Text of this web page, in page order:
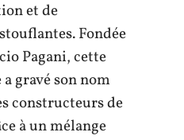
et de
Fondée
Pagani, cette
gravé son nom
constructeurs de
à un mélange